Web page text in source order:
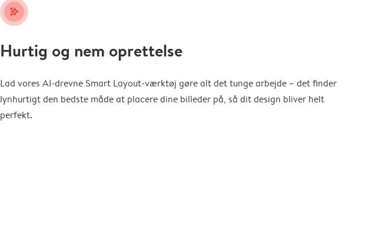
stars_plus
Hurtig og nem oprettelse
Lad vores AI-drevne Smart Layout-værktøj gøre alt det tunge arbejde – det finder
lynhurtigt den bedste måde at placere dine billeder på, så dit design bliver helt
perfekt.